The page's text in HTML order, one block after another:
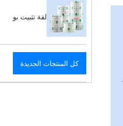
لفة تثبيت بو
كل المنتجات الجديدة